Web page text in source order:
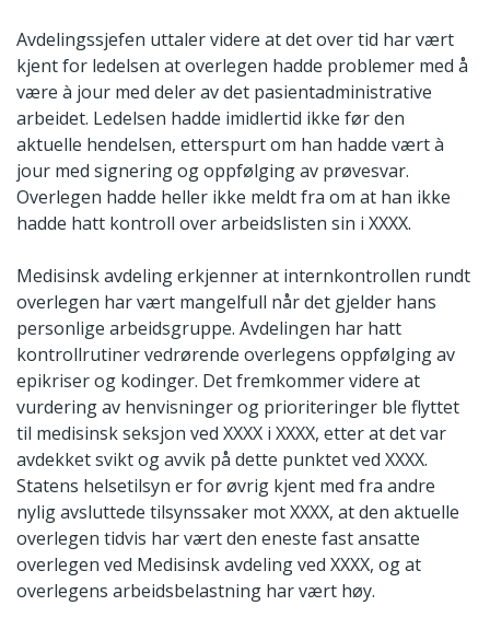
Avdelingssjefen uttaler videre at det over tid har vært
kjent for ledelsen at overlegen hadde problemer med å
være à jour med deler av det pasientadministrative
arbeidet. Ledelsen hadde imidlertid ikke før den
aktuelle hendelsen, etterspurt om han hadde vært à
jour med signering og oppfølging av prøvesvar.
Overlegen hadde heller ikke meldt fra om at han ikke
hadde hatt kontroll over arbeidslisten sin i XXXX.
Medisinsk avdeling erkjenner at internkontrollen rundt
overlegen har vært mangelfull når det gjelder hans
personlige arbeidsgruppe. Avdelingen har hatt
kontrollrutiner vedrørende overlegens oppfølging av
epikriser og kodinger. Det fremkommer videre at
vurdering av henvisninger og prioriteringer ble flyttet
til medisinsk seksjon ved XXXX i XXXX, etter at det var
avdekket svikt og avvik på dette punktet ved XXXX.
Statens helsetilsyn er for øvrig kjent med fra andre
nylig avsluttede tilsynssaker mot XXXX, at den aktuelle
overlegen tidvis har vært den eneste fast ansatte
overlegen ved Medisinsk avdeling ved XXXX, og at
overlegens arbeidsbelastning har vært høy.